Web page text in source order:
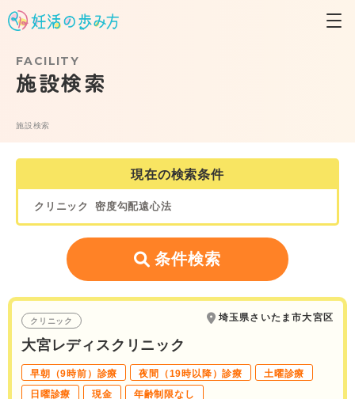
施設検索
FACILITY
施設検索
現在の検索条件
クリニック 密度勾配遠心法
条件検索
クリニック 埼玉県さいたま市大宮区
大宮レディスクリニック
早朝（9時前）診療 夜間（19時以降）診療
土曜診療
日曜診療
現金
年齢制限なし